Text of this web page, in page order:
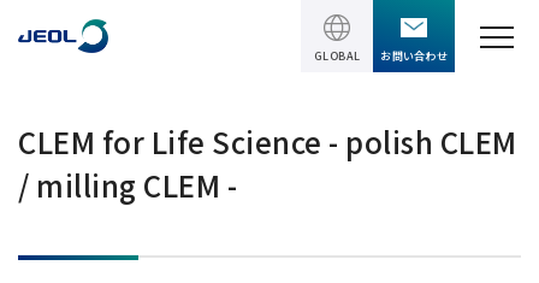
製品情報
製品情報
サービス＆サポート
GLOBAL お問い合わせ
CLEM for Life Science - polish CLEM
/ milling CLEM -